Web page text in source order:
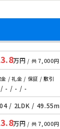
万円 / 共 7,000円
金 / 礼金 / 保証 / 敷引
- / - / -
/ 2LDK /
万円 / 共 7,000円